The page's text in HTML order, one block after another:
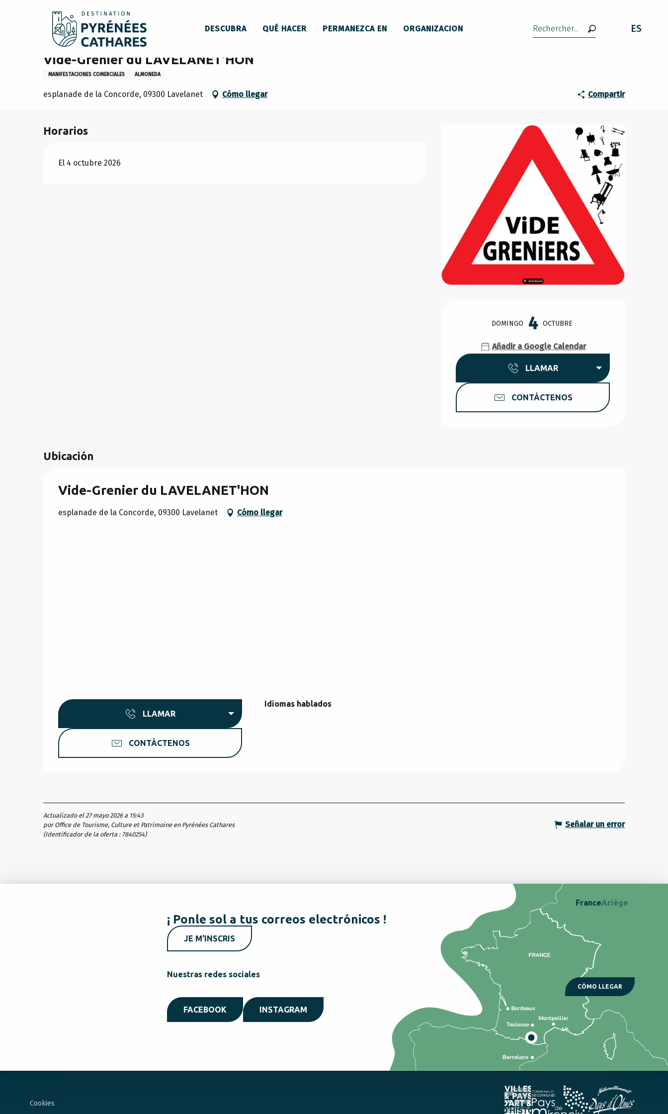
Buscar ES
DESCUBRA QUÉ HACER PERMANEZCA EN ORGANIZACION
Inicio Permanezca en
Domingo 4 octubre
Vide-Grenier du LAVELANET'HON
MANIFESTACIONES COMERCIALES ALMONEDA
esplanade de la Concorde, 09300 Lavelanet Cómo llegar Compartir
Horarios y datos de
DOMINGO 4 OCTUBRE
Añadir a Google Calendar
LLAMAR
CONTÁCTENOS
Horarios
El 4 octubre 2026
Ubicación
Vide-Grenier du LAVELANET'HON
esplanade de la Concorde, 09300 Lavelanet Cómo llegar
LLAMAR
CONTÁCTENOS
Idiomas hablados
Idiomas hablados
Actualizado el 27 mayo 2026 a 15:43
por Office de Tourisme, Culture et Patrimoine en Pyrénées Cathares
(Identificador de la oferta : 7840254)
Señalar un error
¡ Ponle sol a tus correos electrónicos !
JE M'INSCRIS
Nuestras redes sociales
FACEBOOK INSTAGRAM
CÓMO LLEGAR
FranceAriège
Cookies